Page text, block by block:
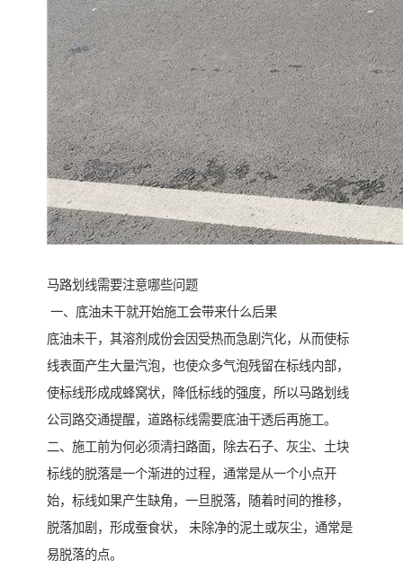
马路划线需要注意哪些问题
一、底油未干就开始施工会带来什么后果
底油未干，其溶剂成份会因受热而急剧汽化，从而使标
线表面产生大量汽泡，也使众多气泡残留在标线内部，
使标线形成成蜂窝状，降低标线的强度，所以马路划线
公司路交通提醒，道路标线需要底油干透后再施工。
二、施工前为何必须清扫路面，除去石子、灰尘、土块
标线的脱落是一个渐进的过程，通常是从一个小点开
始，标线如果产生缺角，一旦脱落，随着时间的推移，
脱落加剧，形成蚕食状， 未除净的泥土或灰尘，通常是
易脱落的点。